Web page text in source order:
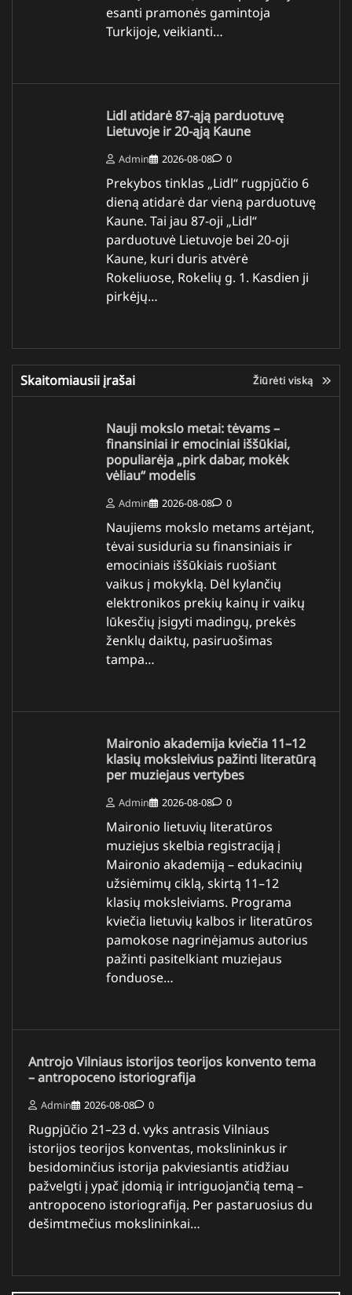
esanti pramonės gamintoja
Turkijoje, veikianti…
Lidl atidarė 87-ąją parduotuvę
Lietuvoje ir 20-ąją Kaune
Admin 2026-08-08 0
Prekybos tinklas „Lidl“ rugpjūčio 6
dieną atidarė dar vieną parduotuvę
Kaune. Tai jau 87-oji „Lidl“
parduotuvė Lietuvoje bei 20-oji
Kaune, kuri duris atvėrė
Rokeliuose, Rokelių g. 1. Kasdien ji
pirkėjų…
Skaitomiausii įrašai Žiūrėti viską
Nauji mokslo metai: tėvams –
finansiniai ir emociniai iššūkiai,
populiarėja „pirk dabar, mokėk
vėliau“ modelis
Admin 2026-08-08 0
Naujiems mokslo metams artėjant,
tėvai susiduria su finansiniais ir
emociniais iššūkiais ruošiant
vaikus į mokyklą. Dėl kylančių
elektronikos prekių kainų ir vaikų
lūkesčių įsigyti madingų, prekės
ženklų daiktų, pasiruošimas
tampa…
Maironio akademija kviečia 11–12
klasių moksleivius pažinti literatūrą
per muziejaus vertybes
Admin 2026-08-08 0
Maironio lietuvių literatūros
muziejus skelbia registraciją į
Maironio akademiją – edukacinių
užsiėmimų ciklą, skirtą 11–12
klasių moksleiviams. Programa
kviečia lietuvių kalbos ir literatūros
pamokose nagrinėjamus autorius
pažinti pasitelkiant muziejaus
fonduose…
Antrojo Vilniaus istorijos teorijos konvento tema
– antropoceno istoriografija
Admin 2026-08-08 0
Rugpjūčio 21–23 d. vyks antrasis Vilniaus
istorijos teorijos konventas, mokslininkus ir
besidominčius istorija pakviesiantis atidžiau
pažvelgti į ypač įdomią ir intriguojančią temą –
antropoceno istoriografiją. Per pastaruosius du
dešimtmečius mokslininkai…